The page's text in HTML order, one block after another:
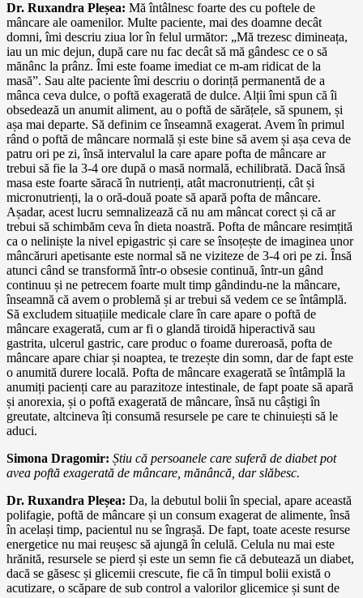
Dr. Ruxandra Pleșea: Mă întâlnesc foarte des cu poftele de
mâncare ale oamenilor. Multe paciente, mai des doamne decât
domni, îmi descriu ziua lor în felul următor: „Mă trezesc dimineața,
iau un mic dejun, după care nu fac decât să mă gândesc ce o să
mănânc la prânz. Îmi este foame imediat ce m-am ridicat de la
masă”. Sau alte paciente îmi descriu o dorință permanentă de a
mânca ceva dulce, o poftă exagerată de dulce. Alții îmi spun că îi
obsedează un anumit aliment, au o poftă de sărățele, să spunem, și
așa mai departe. Să definim ce înseamnă exagerat. Avem în primul
rând o poftă de mâncare normală și este bine să avem și așa ceva de
patru ori pe zi, însă intervalul la care apare pofta de mâncare ar
trebui să fie la 3-4 ore după o masă normală, echilibrată. Dacă însă
masa este foarte săracă în nutrienți, atât macronutrienți, cât și
micronutrienți, la o oră-două poate să apară pofta de mâncare.
Așadar, acest lucru semnalizează că nu am mâncat corect și că ar
trebui să schimbăm ceva în dieta noastră. Pofta de mâncare resimțită
ca o neliniște la nivel epigastric și care se însoțește de imaginea unor
mâncăruri apetisante este normal să ne viziteze de 3-4 ori pe zi. Însă
atunci când se transformă într-o obsesie continuă, într-un gând
continuu și ne petrecem foarte mult timp gândindu-ne la mâncare,
înseamnă că avem o problemă și ar trebui să vedem ce se întâmplă.
Să excludem situațiile medicale clare în care apare o poftă de
mâncare exagerată, cum ar fi o glandă tiroidă hiperactivă sau
gastrita, ulcerul gastric, care produc o foame dureroasă, pofta de
mâncare apare chiar și noaptea, te trezește din somn, dar de fapt este
o anumită durere locală. Pofta de mâncare exagerată se întâmplă la
anumiți pacienți care au parazitoze intestinale, de fapt poate să apară
și anorexia, și o poftă exagerată de mâncare, însă nu câștigi în
greutate, altcineva îți consumă resursele pe care te chinuiești să le
aduci.
Simona Dragomir: Știu că persoanele care suferă de diabet pot
avea poftă exagerată de mâncare, mănâncă, dar slăbesc.
Dr. Ruxandra Pleșea: Da, la debutul bolii în special, apare această
polifagie, poftă de mâncare și un consum exagerat de alimente, însă
în același timp, pacientul nu se îngrașă. De fapt, toate aceste resurse
energetice nu mai reușesc să ajungă în celulă. Celula nu mai este
hrănită, resursele se pierd și este un semn fie că debutează un diabet,
dacă se găsesc și glicemii crescute, fie că în timpul bolii există o
acutizare, o scăpare de sub control a valorilor glicemice și sunt de